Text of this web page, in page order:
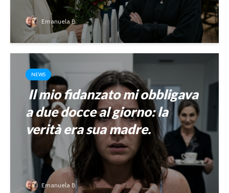
Emanuela B.
NEWS
Il mio fidanzato mi obbligava
a due docce al giorno: la
verità era sua madre.
Emanuela B.